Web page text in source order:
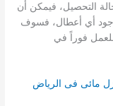
التحصيل، فيمكن أن
أي أعطال، فسوف
فوراً في
مائى فى الرياض